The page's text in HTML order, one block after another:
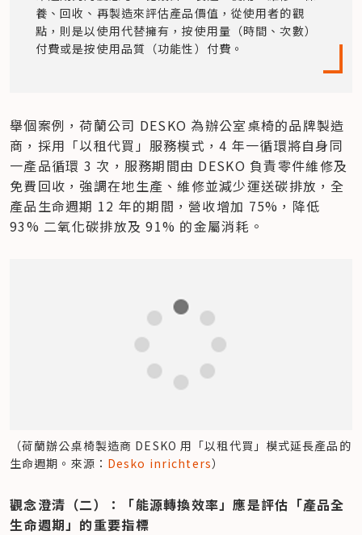
養、回收、再製造來評估產品價值，從使用者的觀
點，則是以使用代替擁有，按使用量（時間、次數）
付費或是按使用品質（功能性）付費。
舉個案例，荷蘭公司 DESKO 為辦公室桌椅的品牌製造
商，採用「以租代買」服務模式，4 年一循環將自身同
一產品循環 3 次，服務期間由 DESKO 負責零件維修及
免費回收，強調在地生產、維修並減少運送碳排放，全
產品生命週期 12 年的期間，營收增加 75%，降低
93% 二氧化碳排放及 91% 的金屬消耗。
（荷蘭辦公桌椅製造商 DESKO 用「以租代買」模式延長產品的
生命週期。來源： Desko inrichters）
觀念澄清（二）：「能源轉換效率」應是評估「產品全
生命週期」的重要指標